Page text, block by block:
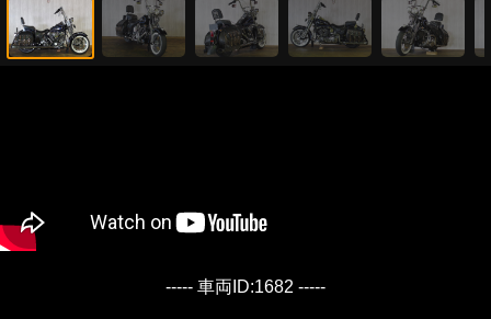
----- 車両ID:1682 -----